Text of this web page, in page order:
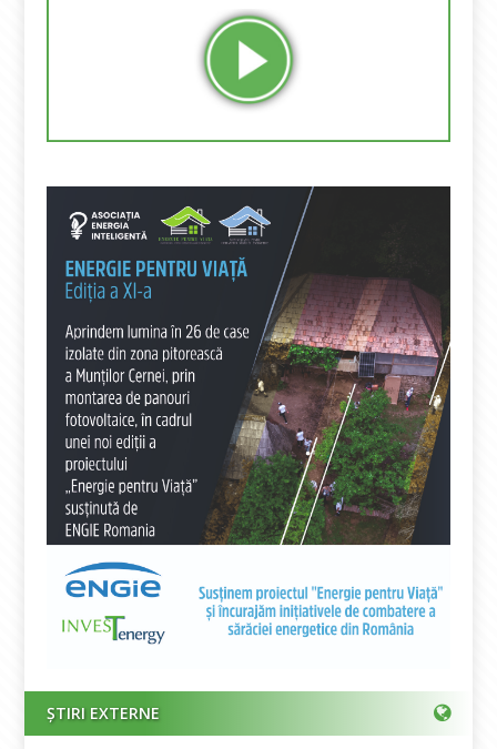
ȘTIRI EXTERNE